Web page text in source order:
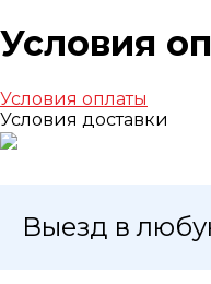
Условия
Условия оплаты
Условия доставки
Выезд в